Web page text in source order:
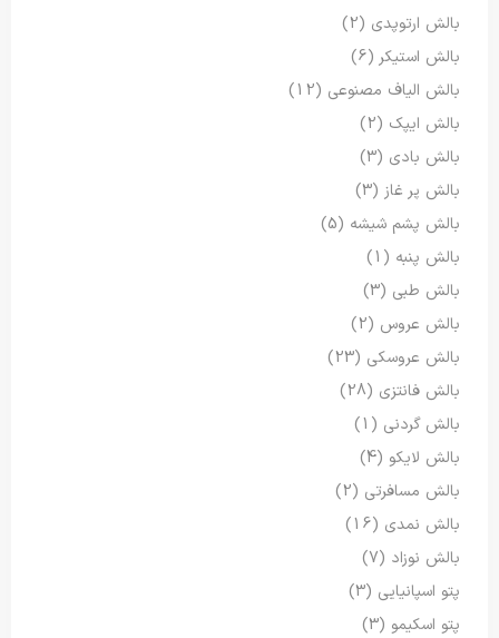
بالش ارتوپدی (2)
بالش استیکر (6)
بالش الیاف مصنوعی (12)
بالش ایپک (2)
بالش بادی (3)
بالش پر غاز (3)
بالش پشم شیشه (5)
بالش پنبه (1)
بالش طبی (3)
بالش عروس (2)
بالش عروسکی (23)
بالش فانتزی (28)
بالش گردنی (1)
بالش لایکو (4)
بالش مسافرتی (2)
بالش نمدی (16)
بالش نوزاد (7)
پتو اسپانیایی (3)
پتو اسکیمو (3)